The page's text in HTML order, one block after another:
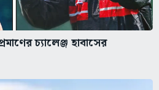
চ্যালেঞ্জ হাবাসের